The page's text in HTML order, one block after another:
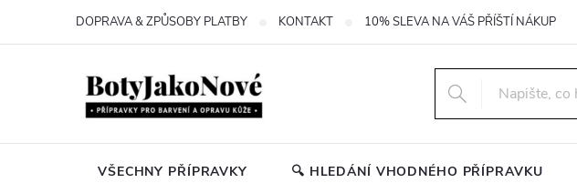
DOPRAVA & ZPŮSOBY PLATBY KONTAKT 10% SLEVA NA VÁŠ PŘÍŠTÍ NÁKUP
VŠECHNY PŘÍPRAVKY 🔍 HLEDÁNÍ VHODNÉHO PŘÍPRAVKU